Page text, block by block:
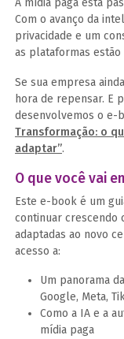
A mídia paga está
Com o avanço da
privacidade e um
as plataformas
Se sua empresa
hora de repensar. E
desenvolvemos o e-
Transformação: o
adaptar”.
O que você vai
Este e-book é um
continuar crescendo
adaptadas ao novo
acesso a:
Um panorama
Google, Meta,
Como a IA e a
mídia paga